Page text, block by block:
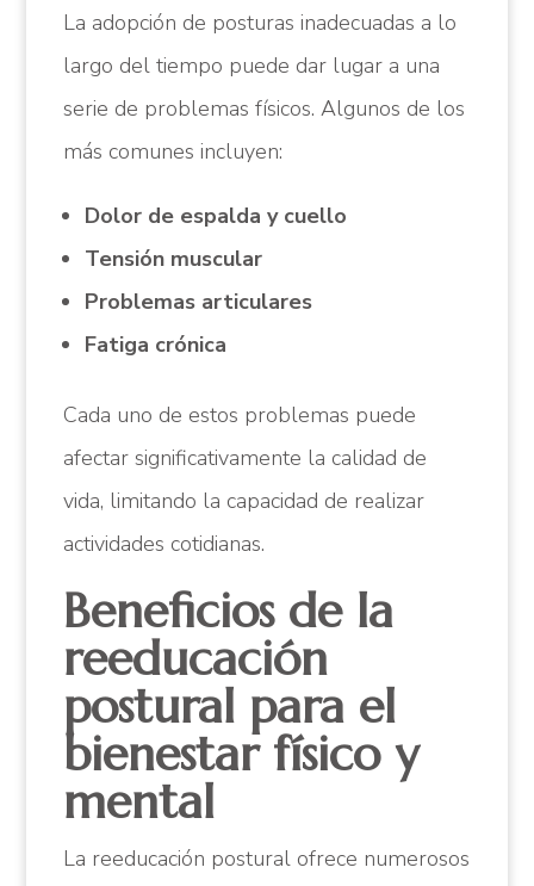
La adopción de posturas inadecuadas a lo
largo del tiempo puede dar lugar a una
serie de problemas físicos. Algunos de los
más comunes incluyen:
Dolor de espalda y cuello
Tensión muscular
Problemas articulares
Fatiga crónica
Cada uno de estos problemas puede
afectar significativamente la calidad de
vida, limitando la capacidad de realizar
actividades cotidianas.
Beneficios de la
reeducación
postural para el
bienestar físico y
mental
La reeducación postural ofrece numerosos